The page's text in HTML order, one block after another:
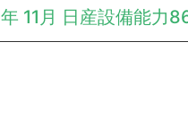
11月 日産設備能力